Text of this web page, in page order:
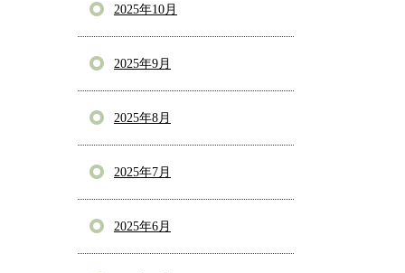
2025年10月
2025年9月
2025年8月
2025年7月
2025年6月